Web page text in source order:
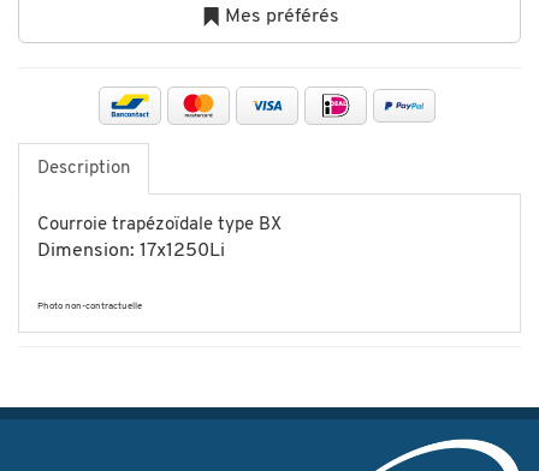
Mes préférés
Description
Courroie trapézoïdale type BX
Dimension: 17x1250Li
Photo non-contractuelle